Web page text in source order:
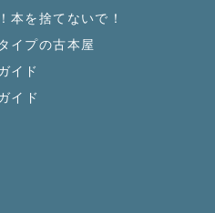
本を捨てないで！
イプの古本屋
イド
イド